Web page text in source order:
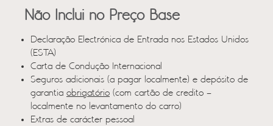
Não Inclui no Preço Base
Declaração Electrónica de Entrada nos Estados Unidos
(ESTA)
Carta de Condução Internacional
Seguros adicionais (a pagar localmente) e depósito de
garantia obrigatório (com cartão de credito –
localmente no levantamento do carro)
Extras de carácter pessoal